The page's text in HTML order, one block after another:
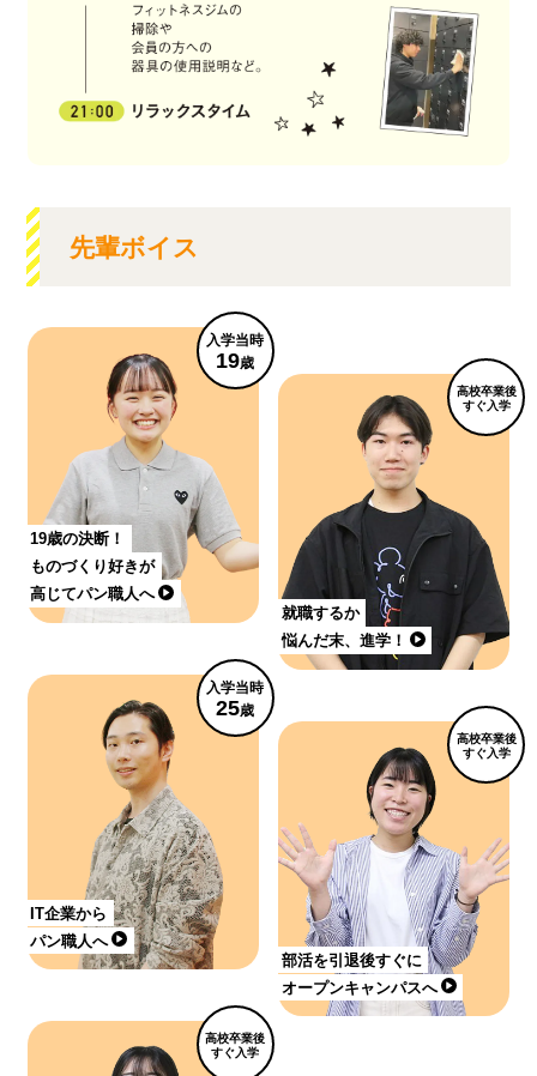
先輩ボイス
入学当時
19歳
19歳の決断！
ものづくり好きが
高じてパン職人へ
高校卒業後
すぐ入学
就職するか
悩んだ末、進学！
入学当時
25歳
IT企業から
パン職人へ
高校卒業後
すぐ入学
部活を引退後すぐに
オープンキャンパスへ
高校卒業後
すぐ入学